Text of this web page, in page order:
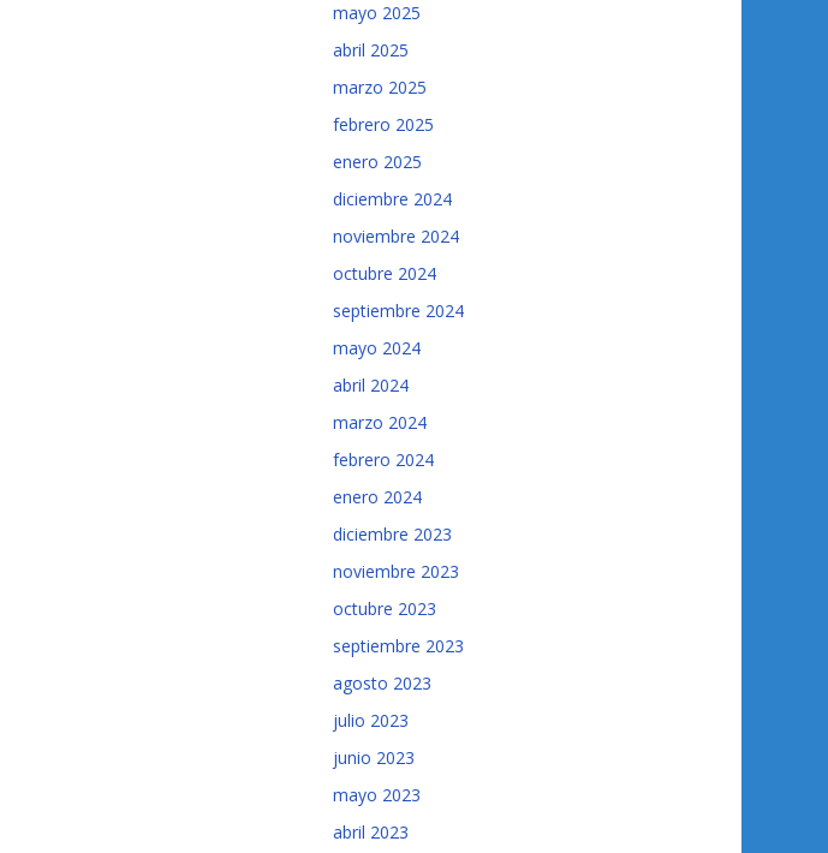
mayo 2025
abril 2025
marzo 2025
febrero 2025
enero 2025
diciembre 2024
noviembre 2024
octubre 2024
septiembre 2024
mayo 2024
abril 2024
marzo 2024
febrero 2024
enero 2024
diciembre 2023
noviembre 2023
octubre 2023
septiembre 2023
agosto 2023
julio 2023
junio 2023
mayo 2023
abril 2023